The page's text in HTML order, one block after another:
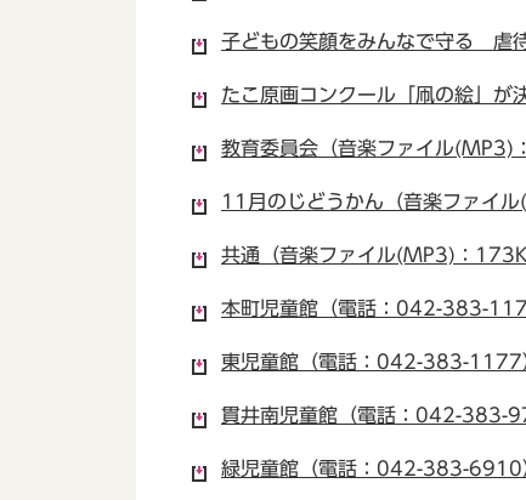
子どもの笑顔をみんなで守る 虐
たこ原画コンクール「凧の絵」が
教育委員会（音楽ファイル(MP3)
11月のじどうかん（音楽ファイ
共通（音楽ファイル(MP3)：
本町児童館（電話：042-383-
東児童館（電話：042-383-1177
貫井南児童館（電話：042-383-
緑児童館（電話：042-383-6910